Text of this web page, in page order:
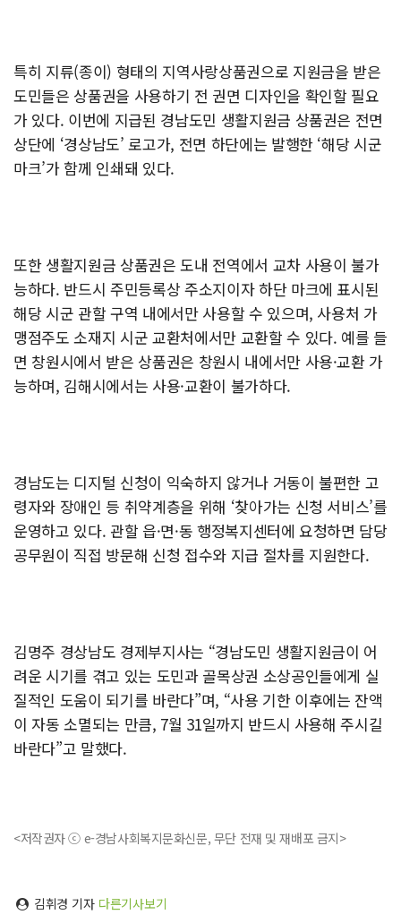
특히 지류(종이) 형태의 지역사랑상품권으로 지원금을 받은
도민들은 상품권을 사용하기 전 권면 디자인을 확인할 필요
가 있다. 이번에 지급된 경남도민 생활지원금 상품권은 전면
상단에 ‘경상남도’ 로고가, 전면 하단에는 발행한 ‘해당 시군
마크’가 함께 인쇄돼 있다.
또한 생활지원금 상품권은 도내 전역에서 교차 사용이 불가
능하다. 반드시 주민등록상 주소지이자 하단 마크에 표시된
해당 시군 관할 구역 내에서만 사용할 수 있으며, 사용처 가
맹점주도 소재지 시군 교환처에서만 교환할 수 있다. 예를 들
면 창원시에서 받은 상품권은 창원시 내에서만 사용·교환 가
능하며, 김해시에서는 사용·교환이 불가하다.
경남도는 디지털 신청이 익숙하지 않거나 거동이 불편한 고
령자와 장애인 등 취약계층을 위해 ‘찾아가는 신청 서비스’를
운영하고 있다. 관할 읍·면·동 행정복지센터에 요청하면 담당
공무원이 직접 방문해 신청 접수와 지급 절차를 지원한다.
김명주 경상남도 경제부지사는 “경남도민 생활지원금이 어
려운 시기를 겪고 있는 도민과 골목상권 소상공인들에게 실
질적인 도움이 되기를 바란다”며, “사용 기한 이후에는 잔액
이 자동 소멸되는 만큼, 7월 31일까지 반드시 사용해 주시길
바란다”고 말했다.
<저작권자 ⓒ e-경남사회복지문화신문, 무단 전재 및 재배포 금지>
김휘경 기자 다른기사보기